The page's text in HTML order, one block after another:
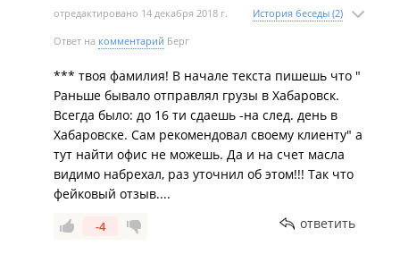
ПОЛУЧАТЕЛЕМ! Обозначенные документы у нас
справедливым решением! А предъявлять нам
после этого..типа -А не оплатите ли нную сумму...
считаем не правильным,согласно ДОКУМЕНТАМ!
Спасибо за отзыв!
отредактировано 14 декабря 2018 г. История беседы (2)
Ответ на комментарий Берг
*** твоя фамилия! В начале текста пишешь что "
Раньше бывало отправлял грузы в Хабаровск.
Всегда было: до 16 ти сдаешь -на след. день в
Хабаровске. Сам рекомендовал своему клиенту" а
тут найти офис не можешь. Да и на счет масла
видимо набрехал, раз уточнил об этом!!! Так что
фейковый отзыв....
-4 ответить